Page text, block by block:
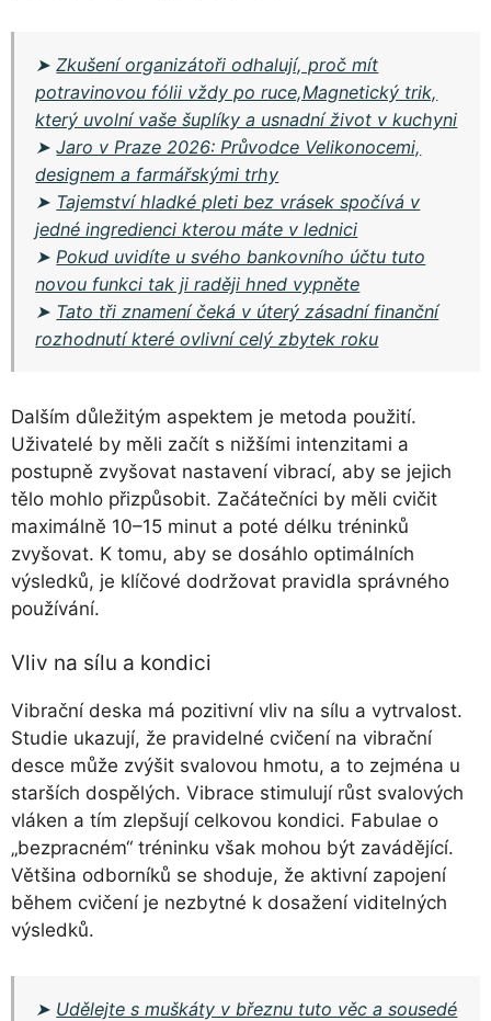
➤Zkušení organizátoři odhalují, proč mít
potravinovou fólii vždy po ruce,Magnetický trik,
který uvolní vaše šuplíky a usnadní život v kuchyni
➤Jaro v Praze 2026: Průvodce Velikonocemi,
designem a farmářskými trhy
➤ Tajemství hladké pleti bez vrásek spočívá v
jedné ingredienci kterou máte v lednici
➤ Pokud uvidíte u svého bankovního účtu tuto
novou funkci tak ji raději hned vypněte
➤ Tato tři znamení čeká v úterý zásadní finanční
rozhodnutí které ovlivní celý zbytek roku
Dalším důležitým aspektem je metoda použití.
Uživatelé by měli začít s nižšími intenzitami a
postupně zvyšovat nastavení vibrací, aby se jejich
tělo mohlo přizpůsobit. Začátečníci by měli cvičit
maximálně 10–15 minut a poté délku tréninků
zvyšovat. K tomu, aby se dosáhlo optimálních
výsledků, je klíčové dodržovat pravidla správného
používání.
Vliv na sílu a kondici
Vibrační deska má pozitivní vliv na sílu a vytrvalost.
Studie ukazují, že pravidelné cvičení na vibrační
desce může zvýšit svalovou hmotu, a to zejména u
starších dospělých. Vibrace stimulují růst svalových
vláken a tím zlepšují celkovou kondici. Fabulae o
„bezpracném“ tréninku však mohou být zavádějící.
Většina odborníků se shoduje, že aktivní zapojení
během cvičení je nezbytné k dosažení viditelných
výsledků.
➤ Udělejte s muškáty v březnu tuto věc a sousedé